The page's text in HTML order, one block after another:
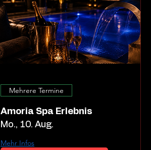
Mehrere Termine
Amoria Spa Erlebnis
Mo., 10. Aug.
Mehr Infos